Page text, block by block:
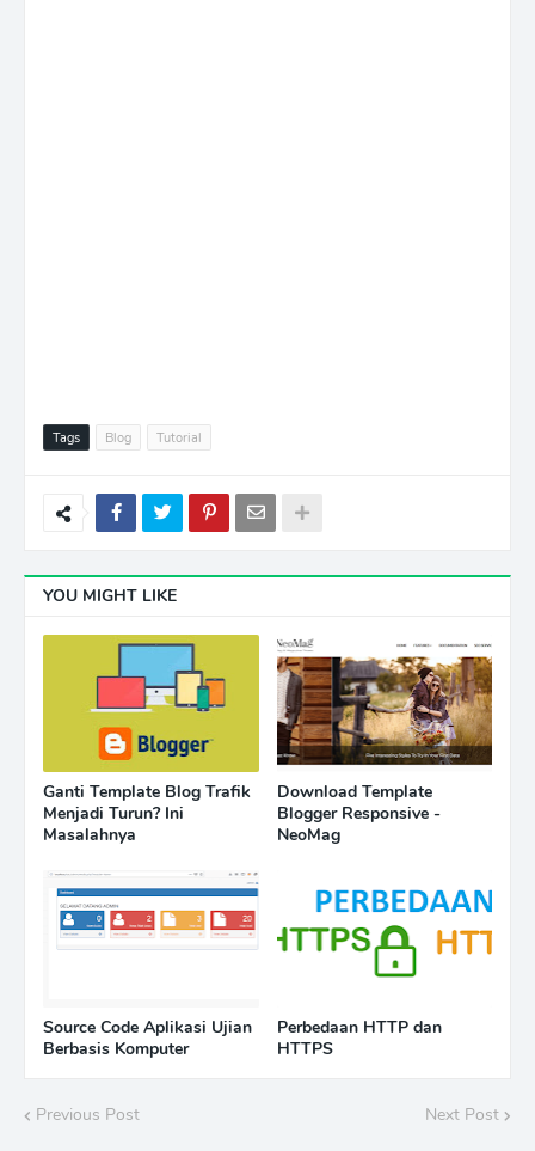
Tags Blog Tutorial
YOU MIGHT LIKE
Ganti Template Blog Trafik
Menjadi Turun? Ini
Masalahnya
Download Template
Blogger Responsive -
NeoMag
Source Code Aplikasi Ujian
Berbasis Komputer
Perbedaan HTTP dan
HTTPS
Previous Post Next Post